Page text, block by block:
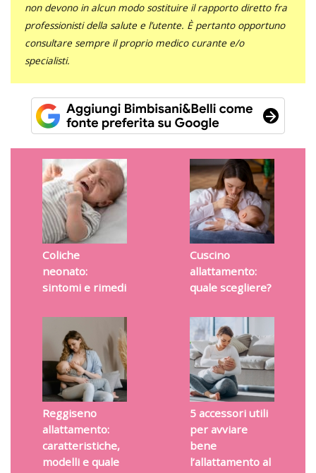
non devono in alcun modo sostituire il rapporto diretto fra
professionisti della salute e l’utente. È pertanto opportuno
consultare sempre il proprio medico curante e/o
specialisti.
Coliche
neonato:
sintomi e rimedi
Cuscino
allattamento:
quale scegliere?
Reggiseno
allattamento:
caratteristiche,
modelli e quale
5 accessori utili
per avviare
bene
l’allattamento al